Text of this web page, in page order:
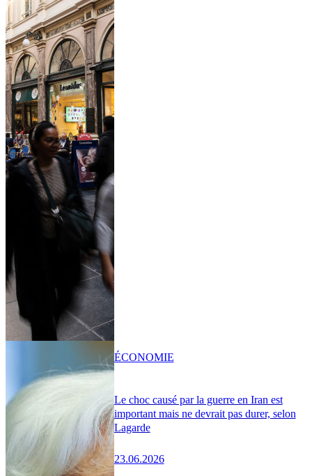
Le choc causé par la guerre en Iran est
important mais ne devrait pas durer, selon
Lagarde
23.06.2026
ÉCONOMIE